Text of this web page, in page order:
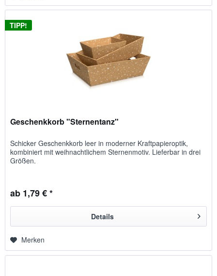
TIPP!
Geschenkkorb "Sternentanz"
Schicker Geschenk­korb leer in moderner Kraft­papier­optik,
kombiniert mit weih­nacht­lichem Sternen­motiv. Lieferbar in drei
Größen.
ab 1,79 € *
Details
Merken